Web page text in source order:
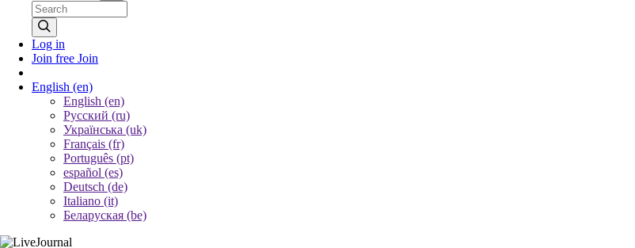
Log in
Join free Join
English (en)
English (en)
Русский (ru)
Українська (uk)
Français (fr)
Português (pt)
español (es)
Deutsch (de)
Italiano (it)
Беларуская (be)